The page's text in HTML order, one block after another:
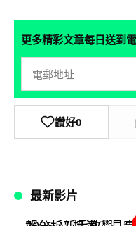
更多精彩文章每日送到
讚好0
最新影片